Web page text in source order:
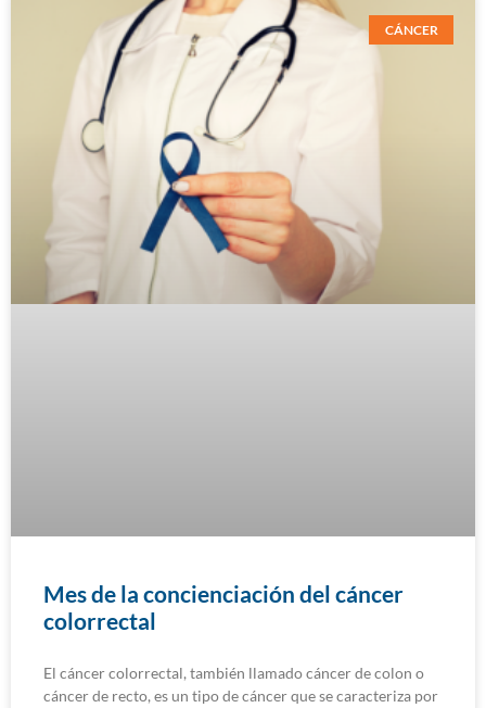
CÁNCER
Mes de la concienciación del cáncer
colorrectal
El cáncer colorrectal, también llamado cáncer de colon o
cáncer de recto, es un tipo de cáncer que se caracteriza por